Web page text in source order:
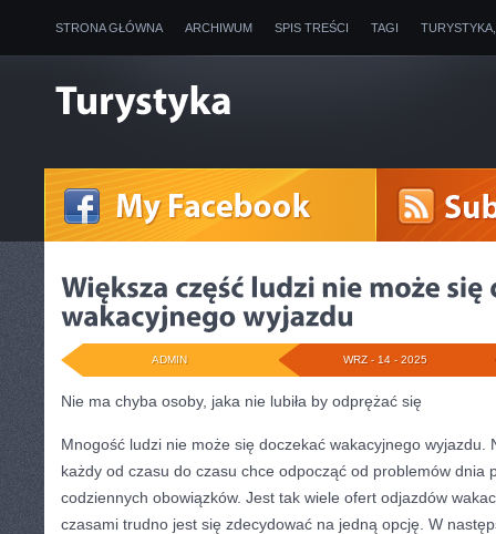
STRONA GŁÓWNA ARCHIWUM SPIS TREŚCI TAGI
WRZ - 14 - 2025
ADMIN
Nie ma chyba osoby, jaka nie lubiła by odprężać się
Mnogość ludzi nie może się doczekać wakacyjnego wyjazdu.
każdy od czasu do czasu chce odpocząć od problemów dnia
codziennych obowiązków. Jest tak wiele ofert odjazdów
czasami trudno jest się zdecydować na jedną opcję. W